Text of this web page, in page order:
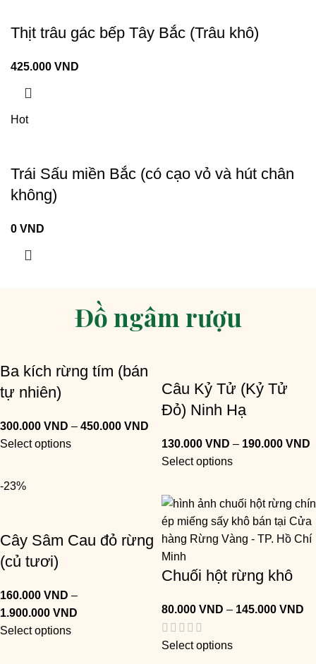
Thịt trâu gác bếp Tây Bắc (Trâu khô)
425.000 VND
Hot
Trái Sấu miền Bắc (có cạo vỏ và hút chân
không)
0 VND
Đồ ngâm rượu
Ba kích rừng tím (bán
tự nhiên)
300.000VND –450.000VND
Select options
Câu Kỷ Tử (Kỷ Tử
Đỏ) Ninh Hạ
130.000 VND – 190.000 VND
Select options
-23%
Cây Sâm Cau đỏ rừng
(củ tươi)
160.000VND –
1.900.000VND
Select options
Chuối hột rừng khô
80.000 VND – 145.000 VND
Select options